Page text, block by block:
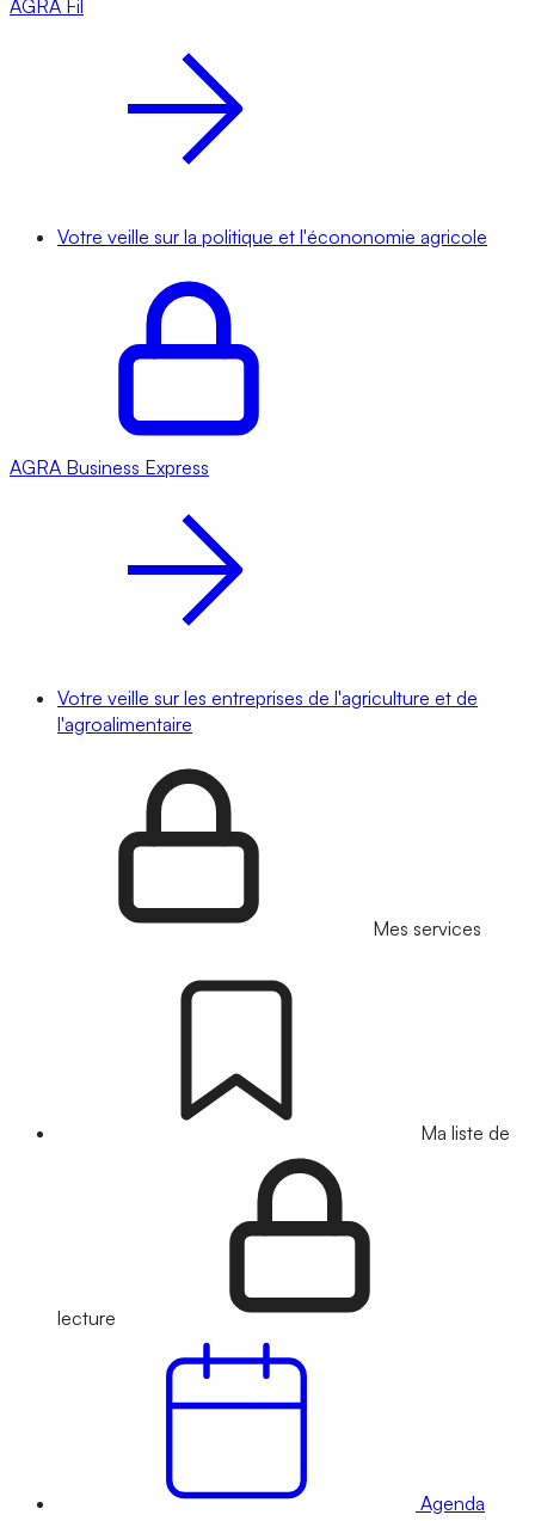
AGRA Fil
Votre veille sur la politique et l'écononomie agricole
AGRA Business Express
Votre veille sur les entreprises de l'agriculture et de
l'agroalimentaire
Mes services
Ma liste de
lecture
Agenda